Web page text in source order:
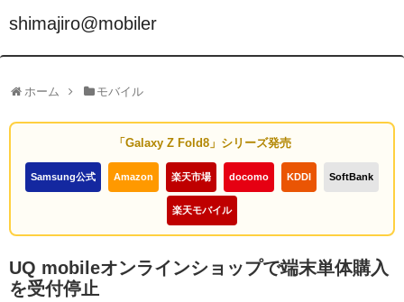
shimajiro@mobiler
ホーム モバイル
「Galaxy Z Fold8」シリーズ発売
Samsung公式 Amazon 楽天市場 docomo KDDI SoftBank
楽天モバイル
UQ mobileオンラインショップで端末単体購入
を受付停止